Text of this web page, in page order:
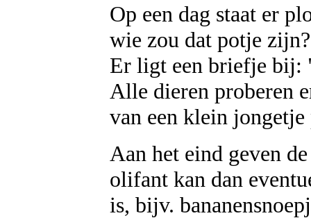
Op een dag staat er
wie zou dat potje zijn?
Er ligt een briefje bij:
Alle dieren proberen
van een klein jongetje
Aan het eind geven
olifant kan dan
is, bijv.